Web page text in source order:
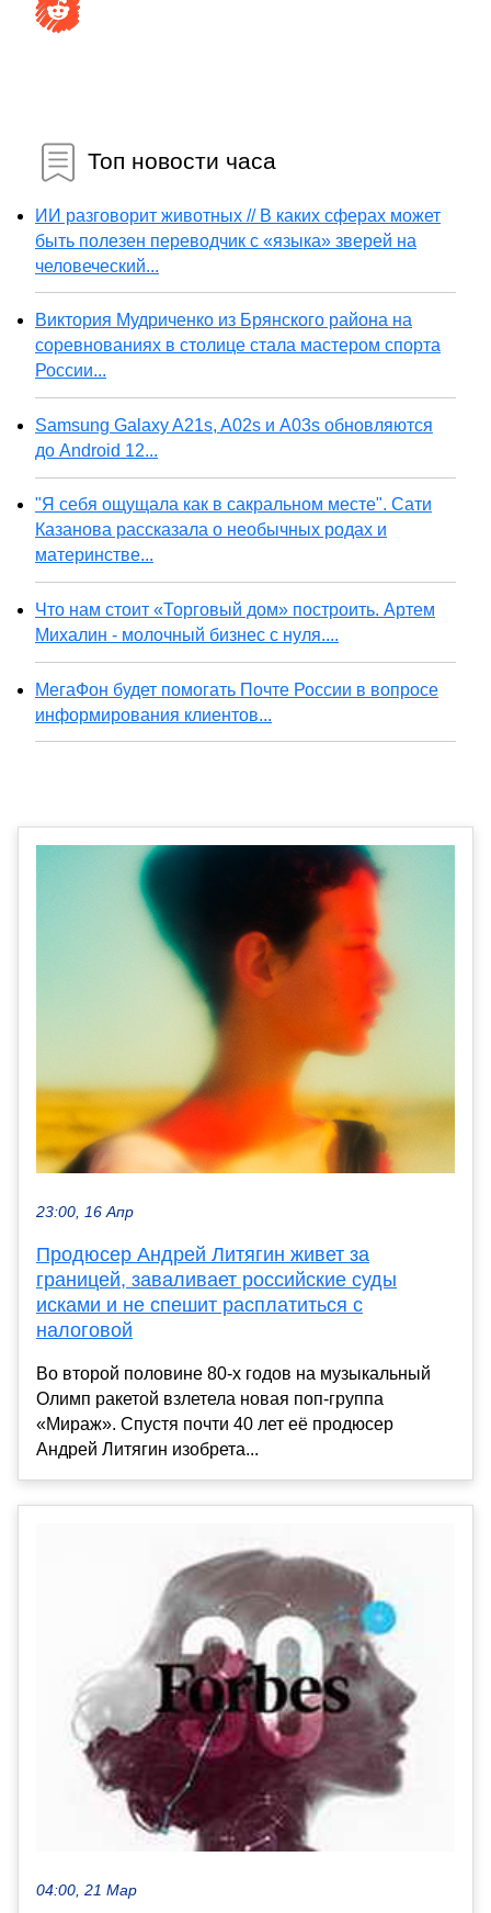
Топ новости часа
ИИ разговорит животных // В каких сферах может
быть полезен переводчик с «языка» зверей на
человеческий...
Виктория Мудриченко из Брянского района на
соревнованиях в столице стала мастером спорта
России...
Samsung Galaxy A21s, A02s и A03s обновляются
до Android 12...
"Я себя ощущала как в сакральном месте". Сати
Казанова рассказала о необычных родах и
материнстве...
Что нам стоит «Торговый дом» построить. Артем
Михалин - молочный бизнес с нуля....
МегаФон будет помогать Почте России в вопросе
информирования клиентов...
23:00, 16 Апр
Продюсер Андрей Литягин живет за
границей, заваливает российские суды
исками и не спешит расплатиться с
налоговой
Во второй половине 80-х годов на музыкальный
Олимп ракетой взлетела новая поп-группа
«Мираж». Спустя почти 40 лет её продюсер
Андрей Литягин изобрета...
04:00, 21 Мар